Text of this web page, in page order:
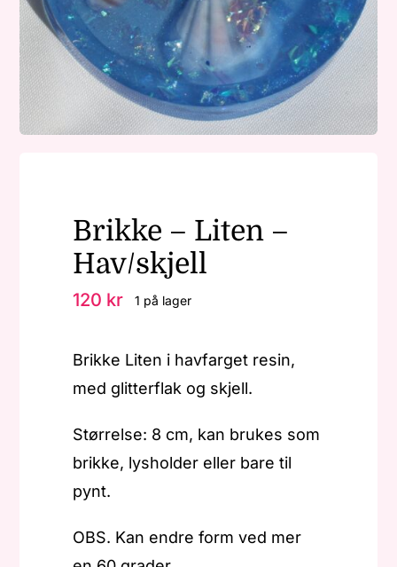
Nøkkelringer
Julepynt
Brikke – Liten –
Hav/skjell
120 kr 1 på lager
Brikke Liten i havfarget resin,
med glitterflak og skjell.
Størrelse: 8 cm, kan brukes som
brikke, lysholder eller bare til
pynt.
OBS. Kan endre form ved mer